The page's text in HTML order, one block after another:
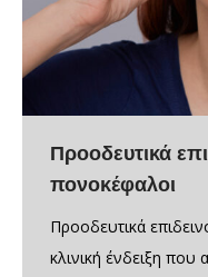
Προοδευτικά
πονοκέφαλοι
Προοδευτικά
κλινική ένδειξη που